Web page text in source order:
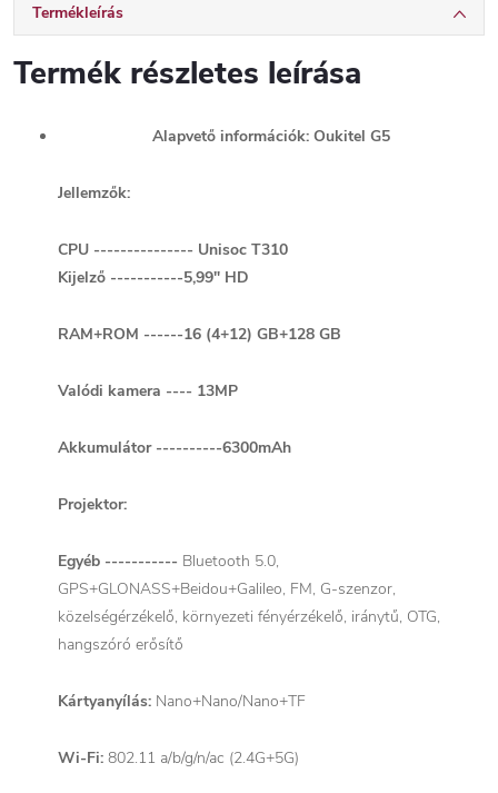
Termékleírás
Termék részletes leírása
Alapvető információk: Oukitel G5
Jellemzők:
CPU --------------- Unisoc T310
Kijelző -----------5,99" HD
RAM+ROM ------16 (4+12) GB+128 GB
Valódi kamera ---- 13MP
Akkumulátor ----------6300mAh
Projektor:
Egyéb ----------- Bluetooth 5.0,
GPS+GLONASS+Beidou+Galileo, FM, G-szenzor,
közelségérzékelő, környezeti fényérzékelő, iránytű, OTG,
hangszóró erősítő
Kártyanyílás: Nano+Nano/Nano+TF
Wi-Fi: 802.11 a/b/g/n/ac (2.4G+5G)